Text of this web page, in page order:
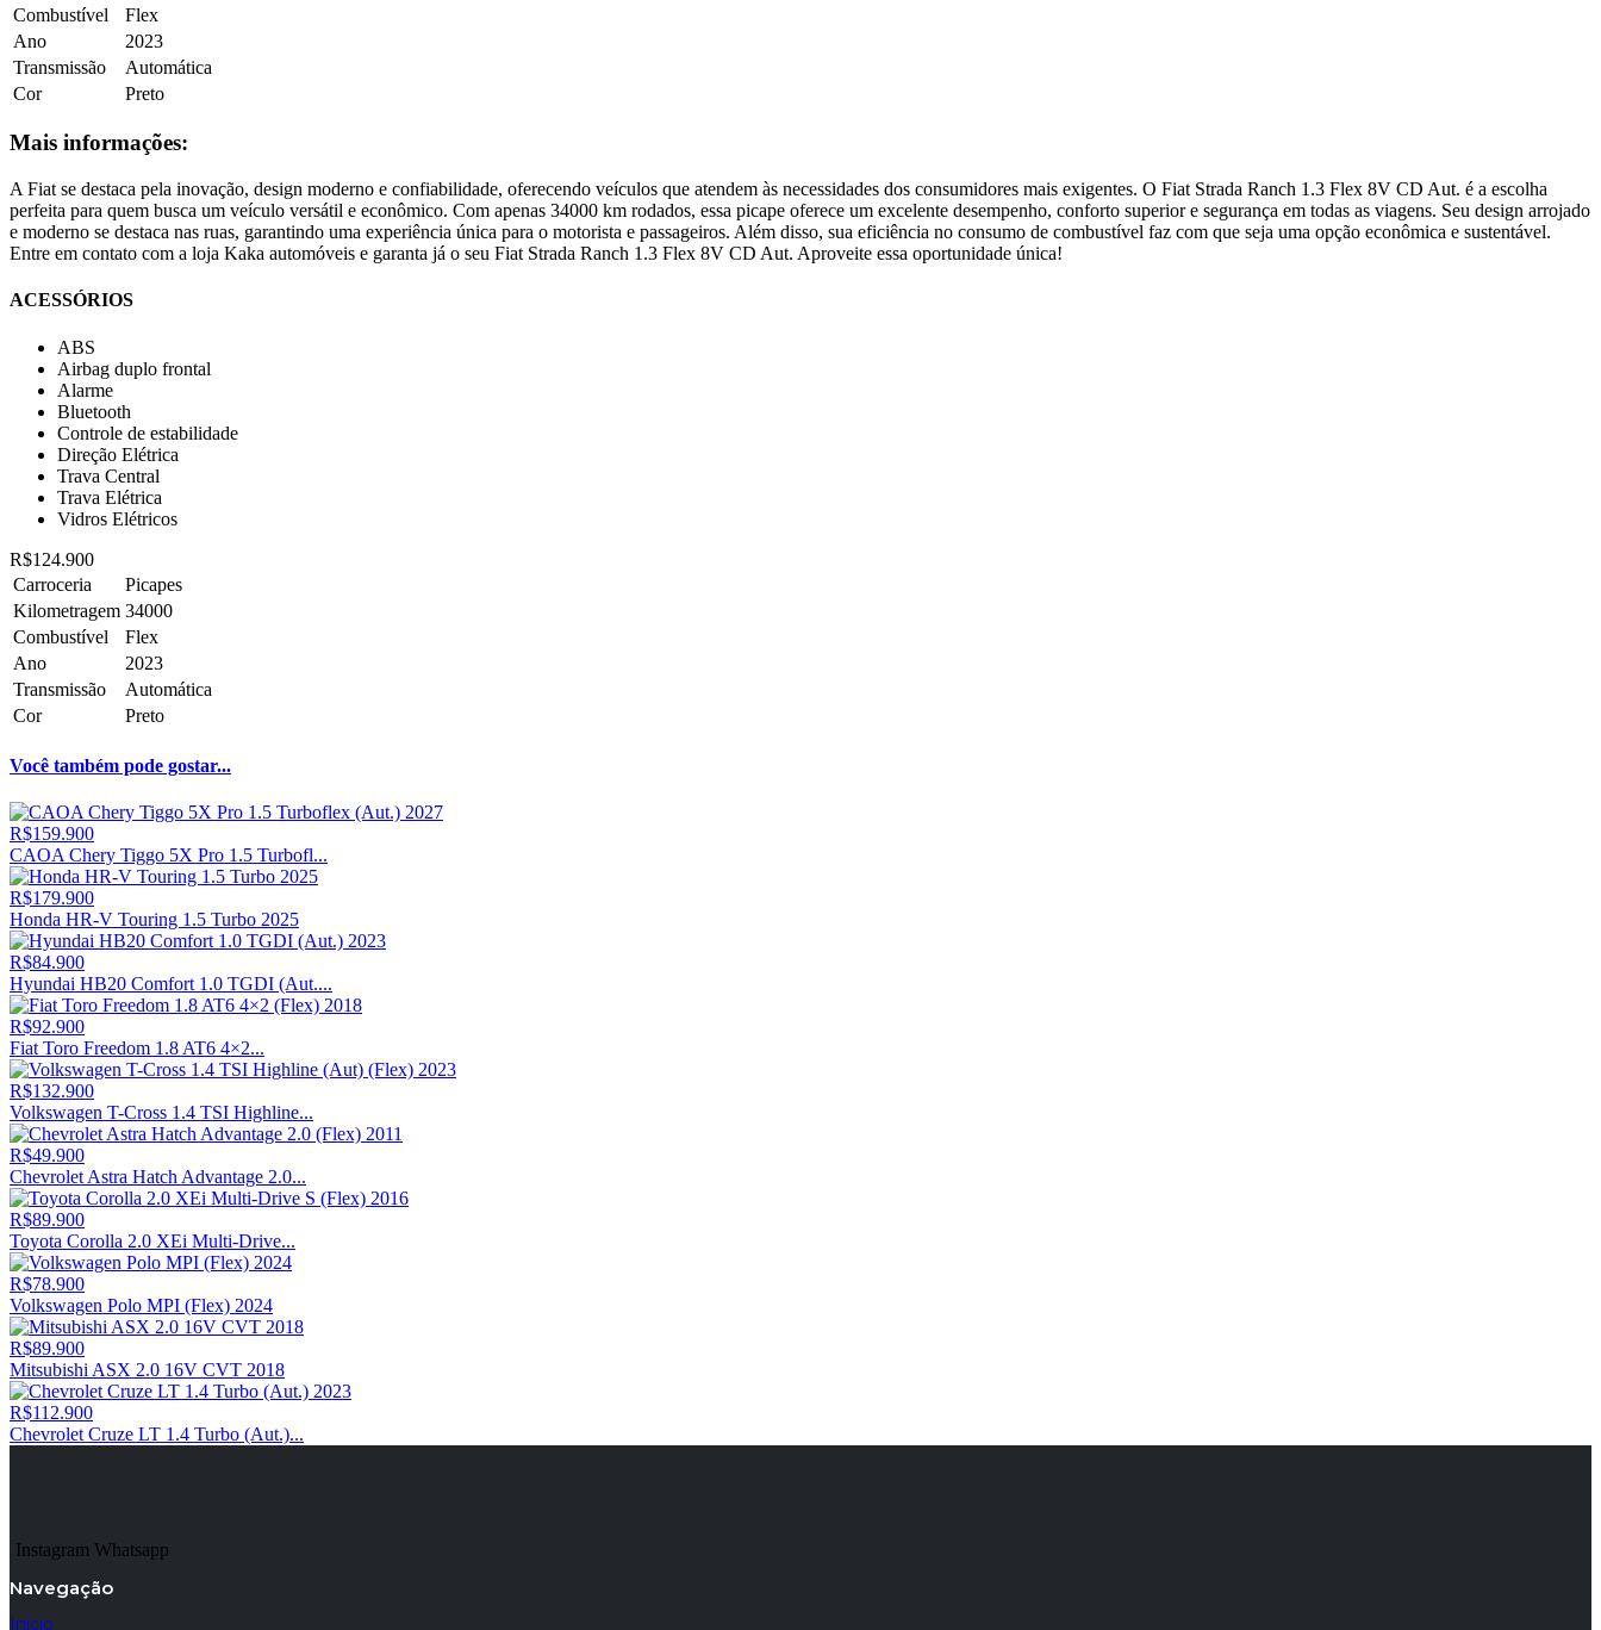
Combustível
Flex
Ano
2023
Transmissão
Automática
Cor
Preto
Mais informações:
A Fiat se destaca pela inovação, design moderno e confiabilidade, oferecendo veículos que atendem às necessidades dos consumidores mais exigentes. O Fiat Strada Ranch 1.3 Flex 8V CD Aut. é a escolha
perfeita para quem busca um veículo versátil e econômico. Com apenas 34000 km rodados, essa picape oferece um excelente desempenho, conforto superior e segurança em todas as viagens. Seu design arrojado
e moderno se destaca nas ruas, garantindo uma experiência única para o motorista e passageiros. Além disso, sua eficiência no consumo de combustível faz com que seja uma opção econômica e sustentável.
Entre em contato com a loja Kaka automóveis e garanta já o seu Fiat Strada Ranch 1.3 Flex 8V CD Aut. Aproveite essa oportunidade única!
ACESSÓRIOS
ABS
Airbag duplo frontal
Alarme
Bluetooth
Controle de estabilidade
Direção Elétrica
Trava Central
Trava Elétrica
Vidros Elétricos
R$124.900
Carroceria
Picapes
Kilometragem 34000
Combustível
Flex
Ano
2023
Transmissão
Automática
Cor
Preto
Você também pode gostar...
R$159.900
CAOA Chery Tiggo 5X Pro 1.5 Turbofl...
R$179.900
Honda HR-V Touring 1.5 Turbo 2025
R$84.900
Hyundai HB20 Comfort 1.0 TGDI (Aut....
R$92.900
Fiat Toro Freedom 1.8 AT6 4×2...
R$132.900
Volkswagen T-Cross 1.4 TSI Highline...
R$49.900
Chevrolet Astra Hatch Advantage 2.0...
R$89.900
Toyota Corolla 2.0 XEi Multi-Drive...
R$78.900
Volkswagen Polo MPI (Flex) 2024
R$89.900
Mitsubishi ASX 2.0 16V CVT 2018
R$112.900
Chevrolet Cruze LT 1.4 Turbo (Aut.)...
Instagram Whatsapp
Navegação
Início